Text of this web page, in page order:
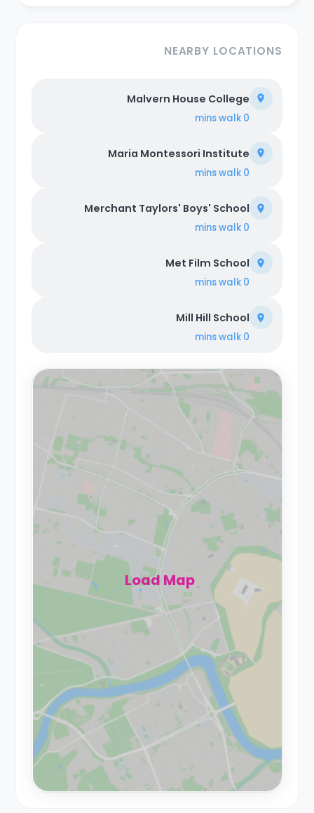
NEARBY LOCATIONS
Malvern House College
0 mins
walk
Maria Montessori Institute
0 mins
walk
Merchant Taylors' Boys' School
0 mins
walk
Met Film School
0 mins
walk
Mill Hill School
0 mins
walk
Load Map